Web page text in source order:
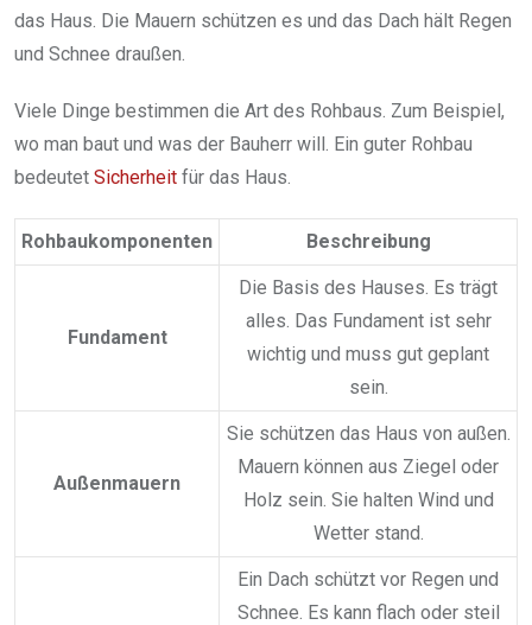
das Haus. Die Mauern schützen es und das Dach hält Regen
und Schnee draußen.
Viele Dinge bestimmen die Art des Rohbaus. Zum Beispiel,
wo man baut und was der Bauherr will. Ein guter Rohbau
bedeutet Sicherheit für das Haus.
Rohbaukomponenten Beschreibung
Fundament
Die Basis des Hauses. Es trägt
alles. Das Fundament ist sehr
wichtig und muss gut geplant
sein.
Außenmauern
Sie schützen das Haus von außen.
Mauern können aus Ziegel oder
Holz sein. Sie halten Wind und
Wetter stand.
Ein Dach schützt vor Regen und
Schnee. Es kann flach oder steil